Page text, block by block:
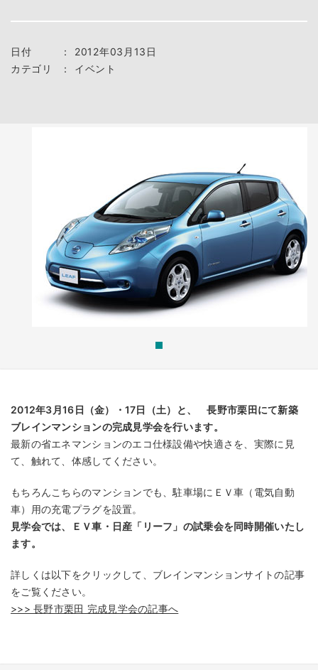
日付 ：
2012年03月13日
カテゴリ
： イベント
2012年3月16日（金）・17日（土）と、 長野市栗田にて新築
ブレインマンションの完成見学会を行います。
最新の省エネマンションのエコ仕様設備や快適さを、実際に見
て、触れて、体感してください。
もちろんこちらのマンションでも、駐車場にＥＶ車（電気自動
車）用の充電プラグを設置。
見学会では、ＥＶ車・日産「リーフ」の試乗会を同時開催いたし
ます。
詳しくは以下をクリックして、ブレインマンションサイトの記事
をご覧ください。
>>> 長野市栗田 完成見学会の記事へ